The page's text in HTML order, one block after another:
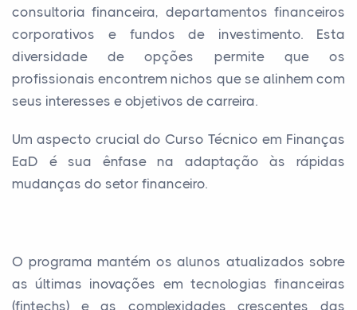
consultoria financeira, departamentos financeiros
corporativos e fundos de investimento. Esta
diversidade de opções permite que os
profissionais encontrem nichos que se alinhem com
seus interesses e objetivos de carreira.
Um aspecto crucial do Curso Técnico em Finanças
EaD é sua ênfase na adaptação às rápidas
mudanças do setor financeiro.
O programa mantém os alunos atualizados sobre
as últimas inovações em tecnologias financeiras
(fintechs) e as complexidades crescentes das